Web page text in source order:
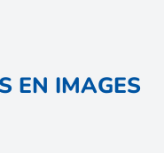
EN IMAGES